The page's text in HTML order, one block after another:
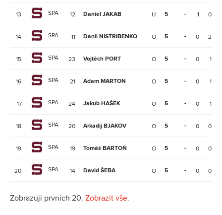
13. SPA 12 Daniel JAKAB U 5 - 1 0
14. SPA 11 Danil NISTRIBENKO O 5 - 0 2
15. SPA 23 Vojtěch PORT O 5 - 0 1
16. SPA 21 Adam MARTON O 5 - 0 1
17. SPA 24 Jakub HAŠEK O 5 - 0 1
18. SPA 20 Arkadij BJAKOV O 5 - 0 0
19. SPA 19 Tomáš BARTOŇ O 5 - 0 0
20. SPA 14 David ŠEBA O 5 - 0 0
Zobrazuji prvních 20. Zobrazit vše.